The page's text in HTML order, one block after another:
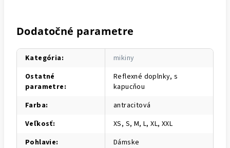
Dodatočné parametre
Kategória:
mikiny
Ostatné
parametre:
Reflexné doplnky, s
kapucňou
Farba:
antracitová
Veľkosť:
XS, S, M, L, XL, XXL
Pohlavie:
Dámske